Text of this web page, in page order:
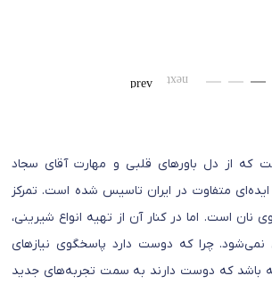
که از دل باورهای قلبی و مهارت آقای سجاد
متفاوت در ایران تاسیس شده است. تمرکز
نان است. اما در کنار آن از تهیه انواع شیرینی،
نمی‌شود. چرا که دوست دارد پاسخگوی نیازهای
باشد که دوست دارند به سمت تجربه‌های جدید